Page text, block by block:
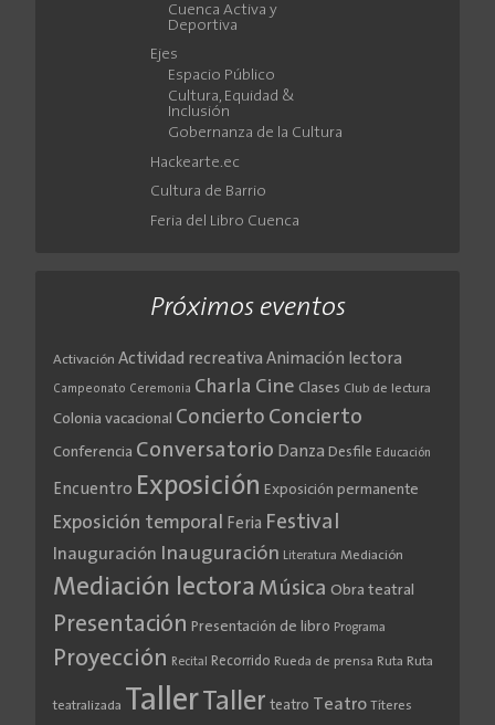
Cuenca Activa y
Deportiva
Ejes
Espacio Público
Cultura, Equidad &
Inclusión
Gobernanza de la Cultura
Hackearte.ec
Cultura de Barrio
Feria del Libro Cuenca
Próximos eventos
Activación Actividad recreativa Animación lectora
Campeonato Ceremonia Charla Cine Clases Club de lectura
Colonia vacacional Concierto Concierto
Conferencia Conversatorio Danza Desfile Educación
Encuentro Exposición Exposición permanente
Exposición temporal Feria Festival
Inauguración Inauguración Literatura Mediación
Mediación lectora Música Obra teatral
Presentación Presentación de libro Programa
Proyección Recital Recorrido Rueda de prensa Ruta Ruta
teatralizada TallerTaller teatro Teatro Títeres